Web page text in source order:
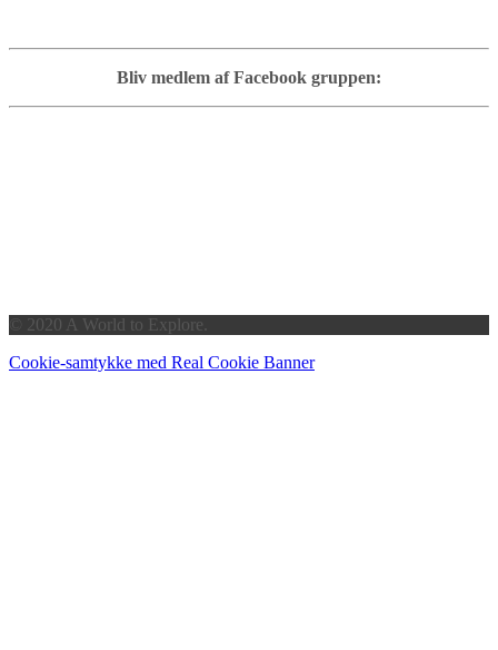
Bliv medlem af Facebook gruppen:
© 2020 A World to Explore.
Cookie-samtykke med Real Cookie Banner